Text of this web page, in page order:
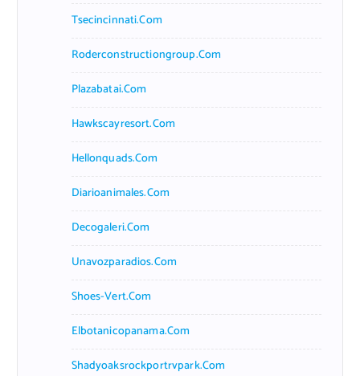
Tsecincinnati.com
Roderconstructiongroup.com
Plazabatai.com
Hawkscayresort.com
Hellonquads.com
Diarioanimales.com
Decogaleri.com
Unavozparadios.com
Shoes-Vert.com
Elbotanicopanama.com
Shadyoaksrockportrvpark.com